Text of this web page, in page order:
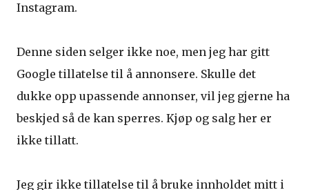
Instagram.
Denne siden selger ikke noe, men jeg har gitt
Google tillatelse til å annonsere. Skulle det
dukke opp upassende annonser, vil jeg gjerne ha
beskjed så de kan sperres. Kjøp og salg her er
ikke tillatt.
Jeg gir ikke tillatelse til å bruke innholdet mitt i